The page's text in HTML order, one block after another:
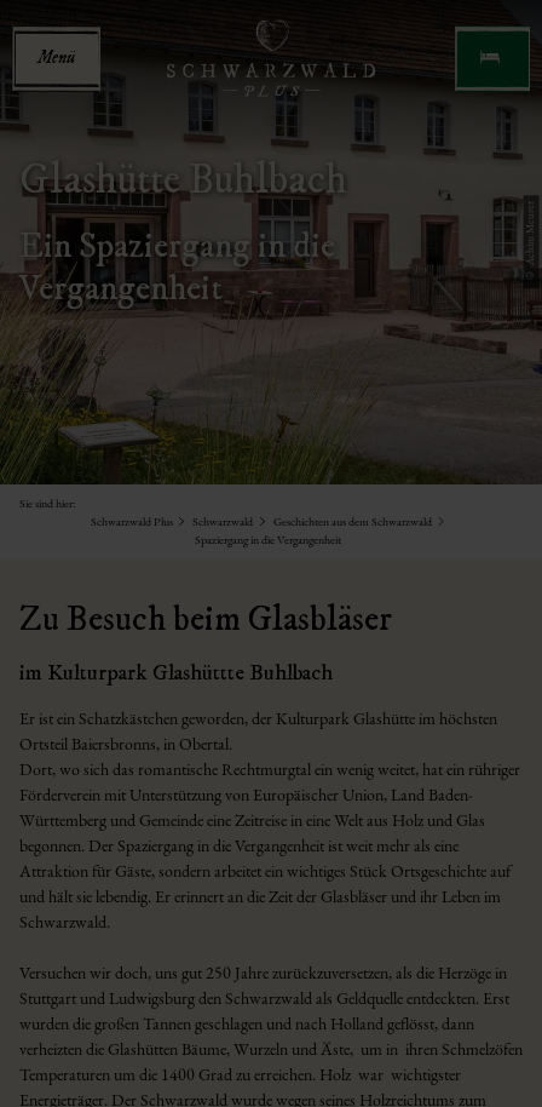
Menü
© Achim Meurer
Glashütte Buhlbach
Ein Spaziergang in die
Vergangenheit
Sie sind hier:
Schwarzwald Plus
Schwarzwald
Geschichten aus dem Schwarzwald
Spaziergang in die Vergangenheit
Zu Besuch beim Glasbläser
im Kulturpark Glashüttte Buhlbach
Er ist ein Schatzkästchen geworden, der Kulturpark Glashütte im höchsten
Ortsteil Baiersbronns, in Obertal.
Dort, wo sich das romantische Rechtmurgtal ein wenig weitet, hat ein rühriger
Förderverein mit Unterstützung von Europäischer Union, Land Baden-
Württemberg und Gemeinde eine Zeitreise in eine Welt aus Holz und Glas
begonnen. Der Spaziergang in die Vergangenheit ist weit mehr als eine
Attraktion für Gäste, sondern arbeitet ein wichtiges Stück Ortsgeschichte auf
und hält sie lebendig. Er erinnert an die Zeit der Glasbläser und ihr Leben im
Schwarzwald.
Versuchen wir doch, uns gut 250 Jahre zurückzuversetzen, als die Herzöge in
Stuttgart und Ludwigsburg den Schwarzwald als Geldquelle entdeckten. Erst
wurden die großen Tannen geschlagen und nach Holland geflösst, dann
verheizten die Glashütten Bäume, Wurzeln und Äste, um in ihren Schmelzöfen
Temperaturen um die 1400 Grad zu erreichen. Holz war wichtigster
Energieträger. Der Schwarzwald wurde wegen seines Holzreichtums zum